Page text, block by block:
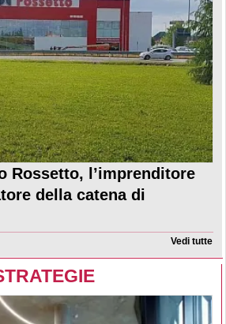
Rossetto, l’imprenditore
della catena di
Vedi tutte